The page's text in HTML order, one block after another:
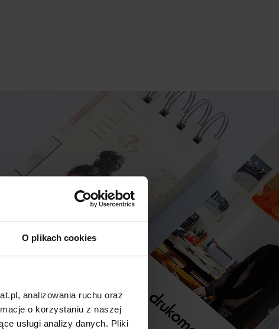
O plikach cookies
analizowania ruchu oraz
o korzystaniu z naszej
usługi analizy danych. Pliki